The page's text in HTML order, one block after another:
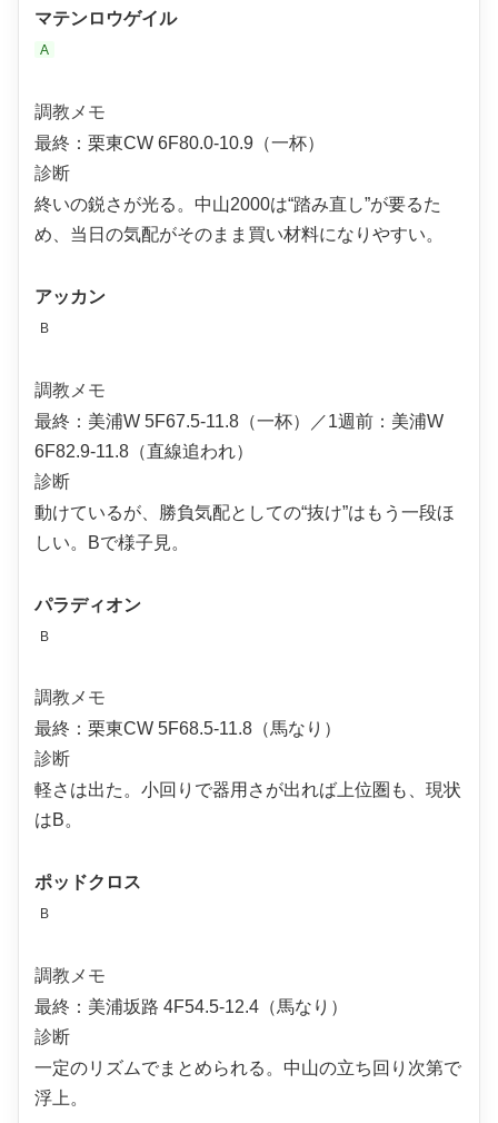
マテンロウゲイル
A
調教メモ
最終：栗東CW 6F80.0-10.9（一杯）
診断
終いの鋭さが光る。中山2000は“踏み直し”が要るた
め、当日の気配がそのまま買い材料になりやすい。
アッカン
B
調教メモ
最終：美浦W 5F67.5-11.8（一杯）／1週前：美浦W
6F82.9-11.8（直線追われ）
診断
動けているが、勝負気配としての“抜け”はもう一段ほ
しい。Bで様子見。
パラディオン
B
調教メモ
最終：栗東CW 5F68.5-11.8（馬なり）
診断
軽さは出た。小回りで器用さが出れば上位圏も、現状
はB。
ポッドクロス
B
調教メモ
最終：美浦坂路 4F54.5-12.4（馬なり）
診断
一定のリズムでまとめられる。中山の立ち回り次第で
浮上。